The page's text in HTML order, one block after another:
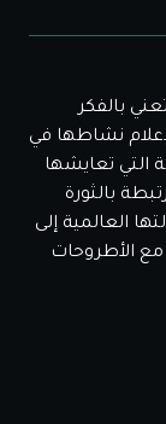
بالفكر
نشاطها في
التي تعايشها
بالثورة
العالمية إلى
مع الأطروحات